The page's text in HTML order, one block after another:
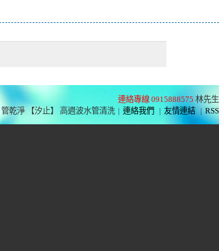
連絡專線 0915888575 林先生
管乾淨 【汐止】 高週波水管清洗 | 連絡我們 | 友情連結 | RSS